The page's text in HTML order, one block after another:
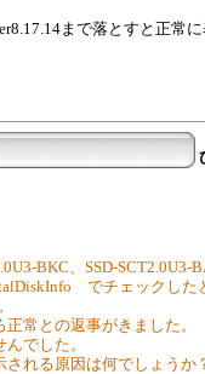
まで落とすと正常に
BKC、SSD-SCT2.0U3-
でチェックし
常との返事がきました。
でした。
れる原因は何でしょうか